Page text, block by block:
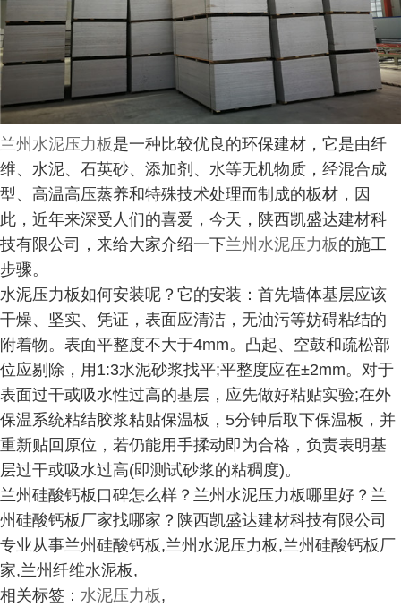
兰州水泥压力板是一种比较优良的环保建材，它是由纤
维、水泥、石英砂、添加剂、水等无机物质，经混合成
型、高温高压蒸养和特殊技术处理而制成的板材，因
此，近年来深受人们的喜爱，今天，陕西凯盛达建材科
技有限公司，来给大家介绍一下兰州水泥压力板的施工
步骤。
水泥压力板如何安装呢？它的安装：首先墙体基层应该
干燥、坚实、凭证，表面应清洁，无油污等妨碍粘结的
附着物。表面平整度不大于4mm。凸起、空鼓和疏松部
位应剔除，用1:3水泥砂浆找平;平整度应在±2mm。对于
表面过干或吸水性过高的基层，应先做好粘贴实验;在外
保温系统粘结胶浆粘贴保温板，5分钟后取下保温板，并
重新贴回原位，若仍能用手揉动即为合格，负责表明基
层过干或吸水过高(即测试砂浆的粘稠度)。
兰州硅酸钙板口碑怎么样？兰州水泥压力板哪里好？兰
州硅酸钙板厂家找哪家？陕西凯盛达建材科技有限公司
专业从事兰州硅酸钙板,兰州水泥压力板,兰州硅酸钙板厂
家,兰州纤维水泥板,
相关标签： 水泥压力板,